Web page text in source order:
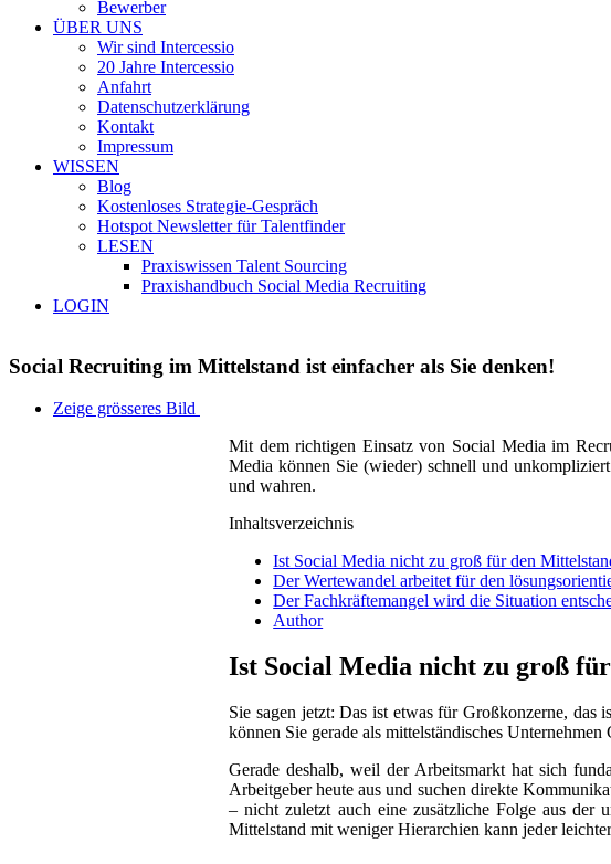
Bewerber
ÜBER UNS
Wir sind Intercessio
20 Jahre Intercessio
Anfahrt
Datenschutzerklärung
Kontakt
Impressum
WISSEN
Blog
Kostenloses Strategie-Gespräch
Hotspot Newsletter für Talentfinder
LESEN
Praxiswissen Talent Sourcing
Praxishandbuch Social Media Recruiting
LOGIN
Social Recruiting im Mittelstand ist einfacher als Sie denken!
Zeige grösseres Bild
Mit dem richtigen Einsatz von Social Media im
Media können Sie (wieder) schnell und
und wahren.
Inhaltsverzeichnis
Ist Social Media nicht zu groß für den
Der Wertewandel arbeitet für den
Der Fachkräftemangel wird die Situation
Author
Ist Social Media nicht zu groß
Sie sagen jetzt: Das ist etwas für Großkonzerne,
können Sie gerade als mittelständisches Unternehmen
Gerade deshalb, weil der Arbeitsmarkt hat sich
Arbeitgeber heute aus und suchen direkte
– nicht zuletzt auch eine zusätzliche Folge aus
Mittelstand mit weniger Hierarchien kann jeder